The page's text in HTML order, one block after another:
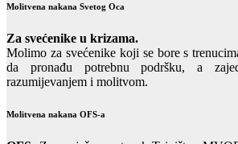
Molitvena nakana Svetog Oca
Za svećenike u krizama.
Molimo za svećenike koji se bore s
da pronađu potrebnu podršku, a
razumijevanjem i molitvom.
Molitvena nakana OFS-a